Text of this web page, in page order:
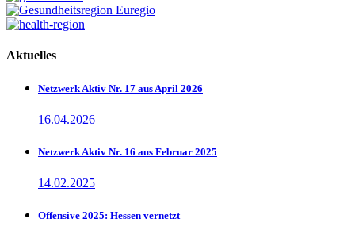
Aktuelles
Netzwerk Aktiv Nr. 17 aus April 2026
16.04.2026
Netzwerk Aktiv Nr. 16 aus Februar 2025
14.02.2025
Offensive 2025: Hessen vernetzt